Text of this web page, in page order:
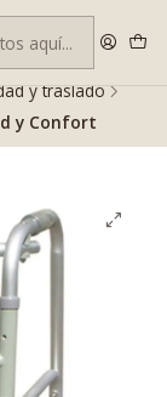
las condiciones.
y traslado
y Confort